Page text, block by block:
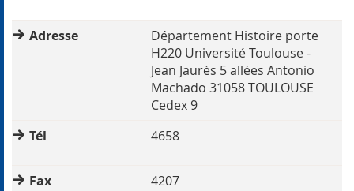
Adresse
Département Histoire porte
H220 Université Toulouse -
Jean Jaurès 5 allées Antonio
Machado 31058 TOULOUSE
Cedex 9
Tél
4658
Fax 4207